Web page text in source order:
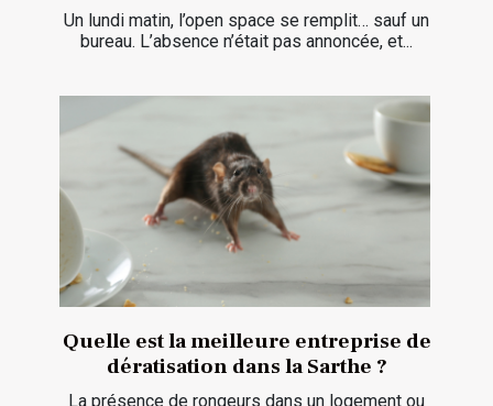
Un lundi matin, l’open space se remplit… sauf un
bureau. L’absence n’était pas annoncée, et...
Quelle est la meilleure entreprise de
dératisation dans la Sarthe ?
La présence de rongeurs dans un logement ou